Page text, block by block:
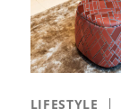
LIFESTYLE